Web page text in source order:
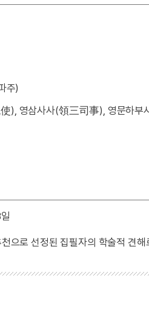
주)
), 영삼사사(領三司事), 영문하부
으로 선정된 집필자의 학술적 견